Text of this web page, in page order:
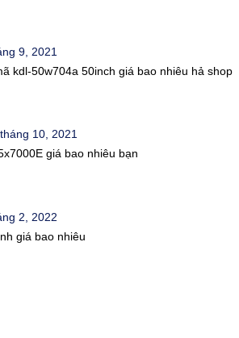
9, 2021
kdl-50w704a 50inch giá bao nhiêu hả shop
10, 2021
giá bao nhiêu bạn
2, 2022
giá bao nhiêu